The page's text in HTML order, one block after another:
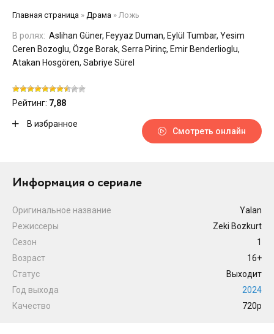
Главная страница » Драма » Ложь
В ролях: Aslihan Güner, Feyyaz Duman, Eylül Tumbar, Yesim
Ceren Bozoglu, Özge Borak, Serra Pirinç, Emir Benderlioglu,
Atakan Hosgören, Sabriye Sürel
Рейтинг: 7,88
В избранное
Смотреть онлайн
Информация о сериале
Оригинальное название
Yalan
Режиссеры
Zeki Bozkurt
Сезон
1
Возраст
16+
Статус
Выходит
Год выхода
2024
Качество
720p